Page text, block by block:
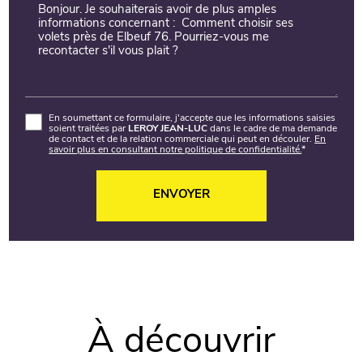
En soumettant ce formulaire, j'accepte que les informations saisies
soient traitées par LEROY JEAN-LUC dans le cadre de ma demande
de contact et de la relation commerciale qui peut en découler. En
savoir plus en consultant notre politique de confidentialité.*
À découvrir